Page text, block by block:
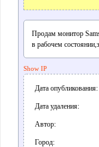
Продам монитор
в рабочем
Show IP
Дата опубликования:
Дата удаления:
Автор:
Город: